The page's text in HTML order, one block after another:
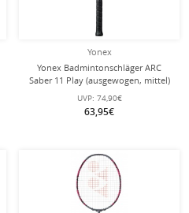
Yonex
Yonex Badmintonschläger ARC
Saber 11 Play (ausgewogen, mittel)
grau/rot - besaitet -
UVP: 74,90€
63,95€